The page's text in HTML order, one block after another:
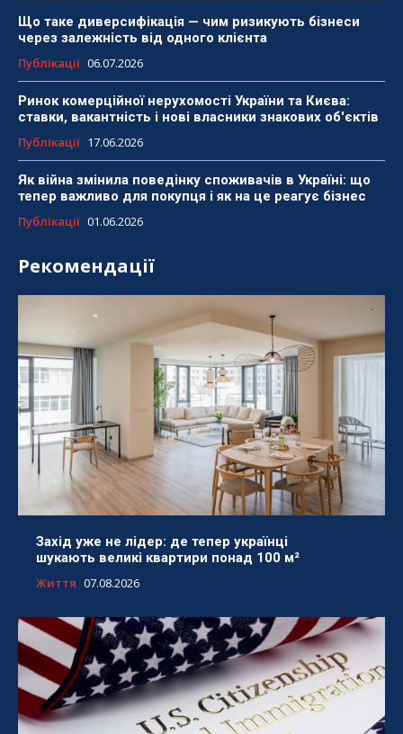
Що таке диверсифікація — чим ризикують бізнеси
через залежність від одного клієнта
Публікації 06.07.2026
Ринок комерційної нерухомості України та Києва:
ставки, вакантність і нові власники знакових об'єктів
Публікації 17.06.2026
Як війна змінила поведінку споживачів в Україні: що
тепер важливо для покупця і як на це реагує бізнес
Публікації 01.06.2026
Рекомендації
Захід уже не лідер: де тепер українці
шукають великі квартири понад 100 м²
Життя 07.08.2026